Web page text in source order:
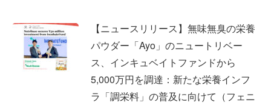
【ニュースリリース】無味無臭の栄養
パウダー「Ayo」のニュートリベー
ス、インキュベイトファンドから
5,000万円を調達：新たな栄養インフ
ラ「調栄料」の普及に向けて（フェニ